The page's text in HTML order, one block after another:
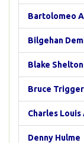
Bartolomeo
Bilgehan
Blake Shelton
Bruce Trigger
Charles
Denny Hulme